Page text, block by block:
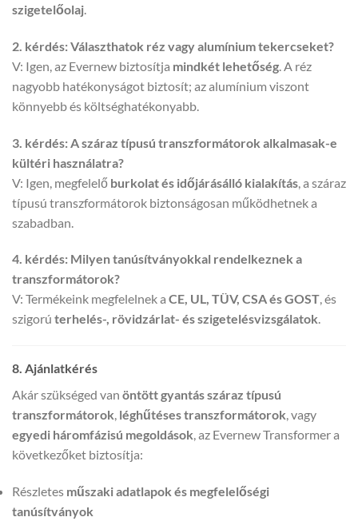
szigetelőolaj.
2. kérdés: Választhatok réz vagy alumínium tekercseket?
V: Igen, az Evernew biztosítja mindkét lehetőség . A réz
nagyobb hatékonyságot biztosít; az alumínium viszont
könnyebb és költséghatékonyabb.
3. kérdés: A száraz típusú transzformátorok alkalmasak-e
kültéri használatra?
V: Igen, megfelelő burkolat és időjárásálló kialakítás , a száraz
típusú transzformátorok biztonságosan működhetnek a
szabadban.
4. kérdés: Milyen tanúsítványokkal rendelkeznek a
transzformátorok?
V: Termékeink megfelelnek a CE, UL, TÜV, CSA és GOST, és
szigorú terhelés-, rövidzárlat- és szigetelésvizsgálatok.
8. Ajánlatkérés
Akár szükséged van öntött gyantás száraz típusú
transzformátorok, léghűtéses transzformátorok, vagy
egyedi háromfázisú megoldások, az Evernew Transformer a
következőket biztosítja:
Részletes műszaki adatlapok és megfelelőségi
tanúsítványok